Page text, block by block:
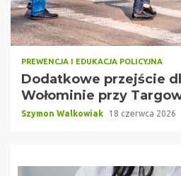
PREWENCJA I EDUKACJA POLICYJNA
Dodatkowe przejście
Wołominie przy
Szymon Walkowiak 18 czerwca 2026